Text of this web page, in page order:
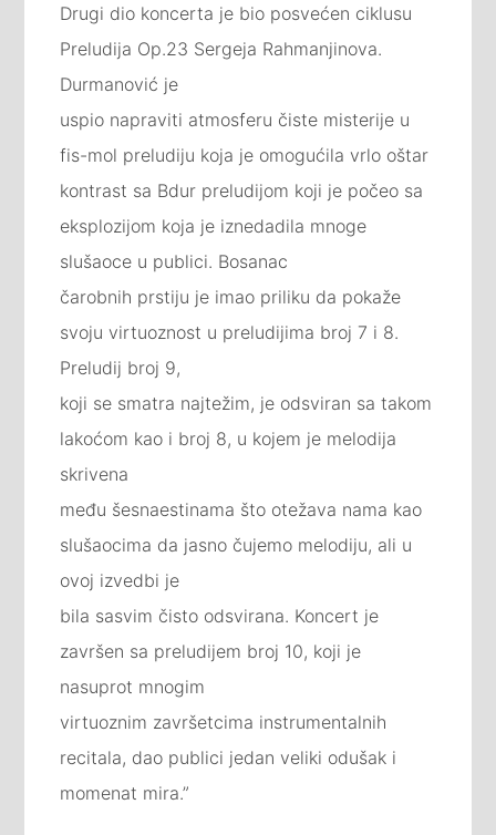
Drugi dio koncerta je bio posvećen ciklusu
Preludija Op.23 Sergeja Rahmanjinova.
Durmanović je
uspio napraviti atmosferu čiste misterije u
fis-mol preludiju koja je omogućila vrlo oštar
kontrast sa Bdur preludijom koji je počeo sa
eksplozijom koja je iznedadila mnoge
slušaoce u publici. Bosanac
čarobnih prstiju je imao priliku da pokaže
svoju virtuoznost u preludijima broj 7 i 8.
Preludij broj 9,
koji se smatra najtežim, je odsviran sa takom
lakoćom kao i broj 8, u kojem je melodija
skrivena
među šesnaestinama što otežava nama kao
slušaocima da jasno čujemo melodiju, ali u
ovoj izvedbi je
bila sasvim čisto odsvirana. Koncert je
završen sa preludijem broj 10, koji je
nasuprot mnogim
virtuoznim završetcima instrumentalnih
recitala, dao publici jedan veliki odušak i
momenat mira.”